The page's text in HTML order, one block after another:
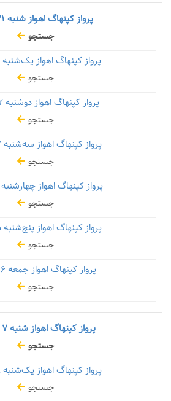
پرواز کپنهاگ اهواز شنبه
جستجو
پرواز کپنهاگ اهواز یک‌شنبه
جستجو
پرواز کپنهاگ اهواز دوشنبه۲ شهریور
جستجو
پرواز کپنهاگ اهواز سه‌شنبه
جستجو
پرواز کپنهاگ اهواز چهارشنبه
جستجو
پرواز کپنهاگ اهواز پنج‌شنبه۵ شهریور
جستجو
پرواز کپنهاگ اهواز جمعه
جستجو
پرواز کپنهاگ اهواز شنبه۷ شهریور
جستجو
پرواز کپنهاگ اهواز یک‌شنبه
جستجو